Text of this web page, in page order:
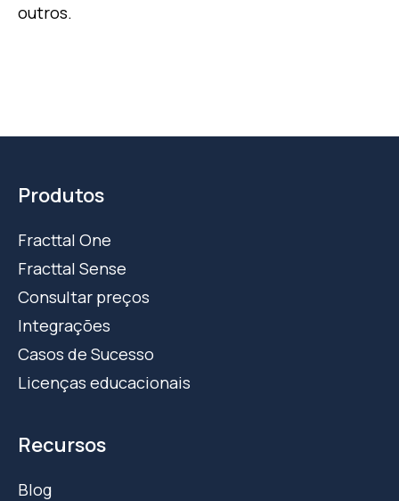
outros.
Produtos
Fracttal One
Fracttal Sense
Consultar preços
Integrações
Casos de Sucesso
Licenças educacionais
Recursos
Blog